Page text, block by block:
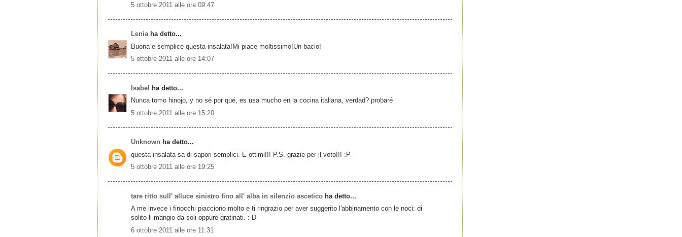
5 ottobre 2011 alle ore 09:47
Leniaha detto...
Buona e semplice questa insalata!Mi piace moltissimo!Un bacio!
5 ottobre 2011 alle ore 14:07
Isabel ha detto...
Nunca tomo hinojo, y no sé por qué, es usa mucho en la cocina italiana, verdad? probaré
5 ottobre 2011 alle ore 15:20
Unknown ha detto...
questa insalata sa di sapori semplici. E ottimi!!! P.S. grazie per il voto!!! :P
5 ottobre 2011 alle ore 19:25
tare ritto sull' alluce sinistro fino all' alba in silenzio ascetico ha detto...
A me invece i finocchi piacciono molto e ti ringrazio per aver suggerito l'abbinamento con le noci: di
solito li mangio da soli oppure gratinati. :-D
6 ottobre 2011 alle ore 11:31